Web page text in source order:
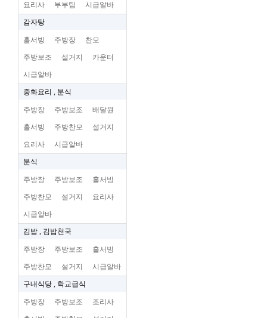
요리사 부부팀 시급알바
감자탕
홀서빙 주방장 찬모
주방보조 설거지 카운터
시급알바
중화요리 , 분식
주방장 주방보조 배달원
홀서빙 주방찬모 설거지
요리사 시급알바
분식
주방장 주방보조 홀서빙
주방찬모 설거지 요리사
시급알바
김밥 , 김밥천국
주방장 주방보조 홀서빙
주방찬모 설거지 시급알바
구내식당 , 학교급식
주방장 주방보조 조리사